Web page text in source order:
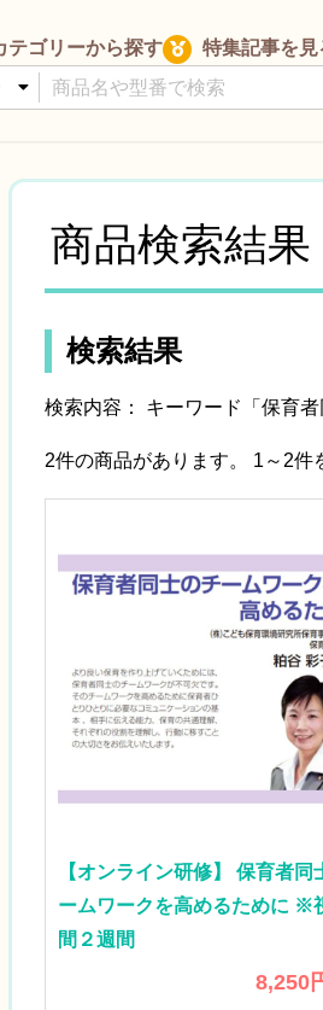
テゴリーから探す 特集記事を見
商品検索結果
検索結果
検索内容： キーワード「保育
2件の商品があります。 1～2件
【オンライン研修】 保育者同
ームワークを高めるために ※
間２週間
8,250